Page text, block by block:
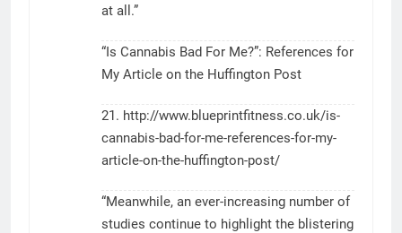
at all.”
“Is Cannabis Bad For Me?”: References for
My Article on the Huffington Post
21. http://www.blueprintfitness.co.uk/is-
cannabis-bad-for-me-references-for-my-
article-on-the-huffington-post/
“Meanwhile, an ever-increasing number of
studies continue to highlight the blistering